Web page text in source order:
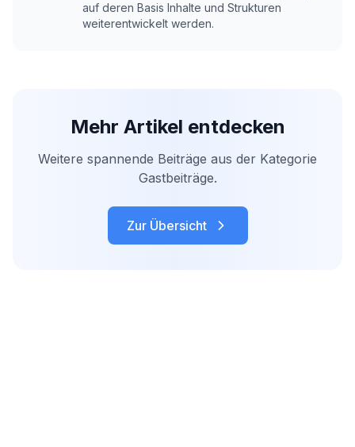
auf deren Basis Inhalte und Strukturen
weiterentwickelt werden.
Mehr Artikel entdecken
Weitere spannende Beiträge aus der Kategorie
Gastbeiträge.
Zur Übersicht